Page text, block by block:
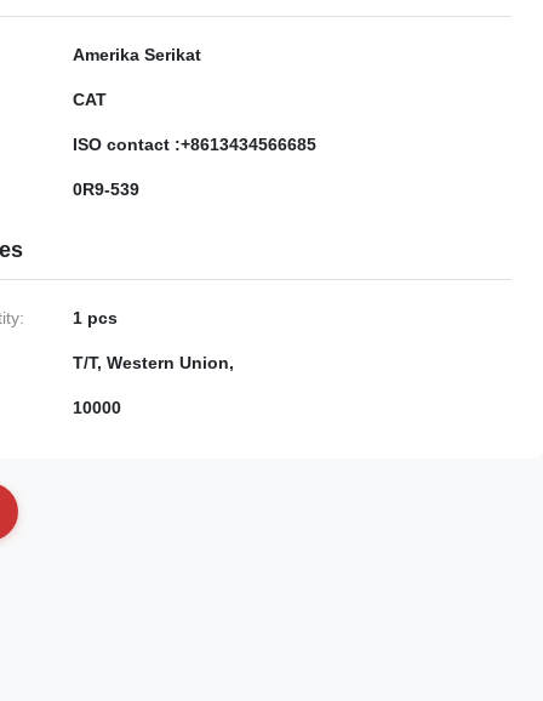
Amerika Serikat
CAT
ISO contact :+8613434566685
0R9-539
1 pcs
T/T, Western Union,
10000